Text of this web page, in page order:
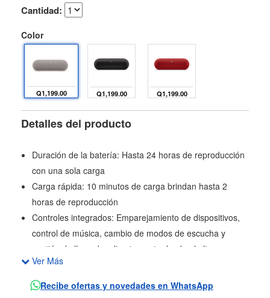
Cantidad:
Color
Q1,199.00 Q1,199.00 Q1,199.00
Detalles del producto
Duración de la batería: Hasta 24 horas de reproducción
con una sola carga
Carga rápida: 10 minutos de carga brindan hasta 2
horas de reproducción
Controles integrados: Emparejamiento de dispositivos,
control de música, cambio de modos de escucha y
gestión de llamadas directamente desde el altavoz
Asistente de voz: Compatible
Capacidad de llamadas: Sí, funciona como altavoz
Ver Más
Recibe ofertas y novedades en WhatsApp